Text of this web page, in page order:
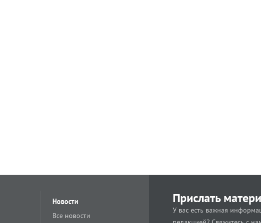
Новости
Все новости
Прислать
У вас есть важная